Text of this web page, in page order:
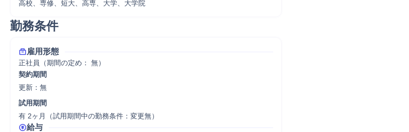
高校、専修、短大、高専、大学、大学院
勤務条件
雇用形態
正社員（期間の定め： 無）
契約期間
更新：無
試用期間
有 2ヶ月（試用期間中の勤務条件：変更無）
給与